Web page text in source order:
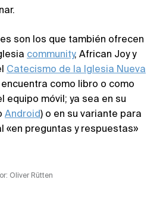
son los que también ofrecen
community, African Joy y
Catecismo de la Iglesia Nueva
encuentra como libro o como
equipo móvil; ya sea en su
Android) o en su variante para
«en preguntas y respuestas»
Oliver Rütten